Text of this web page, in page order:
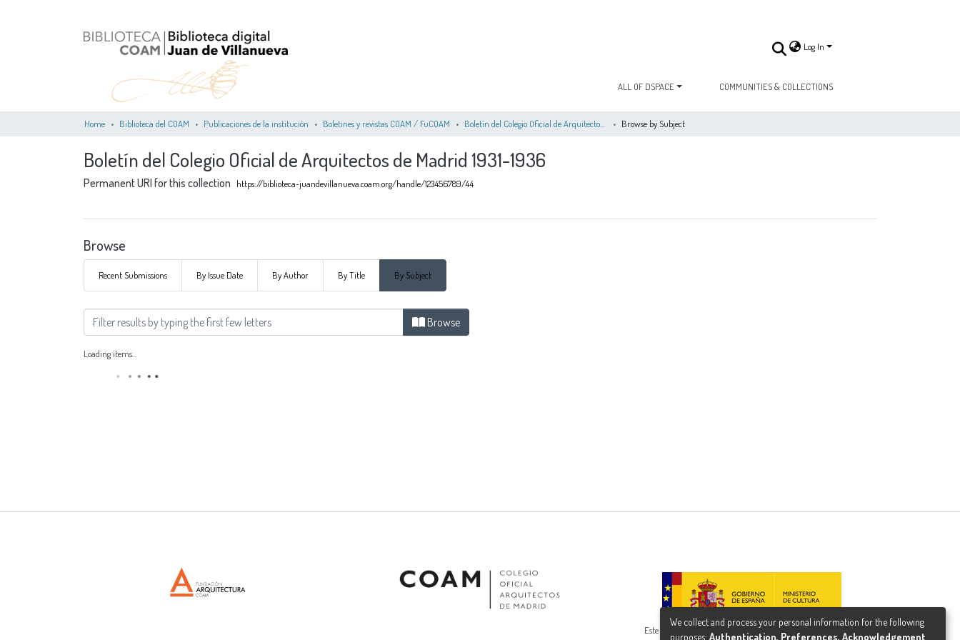
Log In
COMMUNITIES & COLLECTIONS
ALL OF DSPACE
Home Biblioteca del COAM Publicaciones de la institución Boletines y revistas COAM / FuCOAM Browse by Subject
Boletín del Colegio Oficial de Arquitectos de Madrid 1931-1936
Permanent URI for this collection https://biblioteca-juandevillanueva.coam.org/handle/123456789/44
Browse
Recent Submissions By Issue Date By Author By Title By Subject
Browsing Boletín del Colegio Oficial de Arquitectos de Madrid 1931-1936 by Subject "Publicaciones periódicas"
Browse
Loading items...
Este proyecto ha recibido una ayuda del Ministerio de Cultura
We collect and process your personal information for the following
purposes: Authentication, Preferences, Acknowledgement